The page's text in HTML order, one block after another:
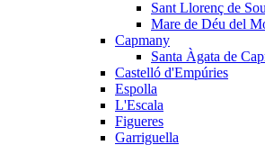
Sant Llorenç de
Mare de Déu del
Capmany
Santa Àgata de
Castelló d'Empúries
Espolla
L'Escala
Figueres
Garriguella